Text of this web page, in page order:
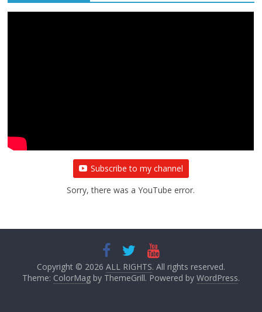
Subscribe to my channel
Sorry, there was a YouTube error.
Copyright © 2026 ALL RIGHTS. All rights reserved.
Theme: ColorMagby ThemeGrill. Powered by WordPress.